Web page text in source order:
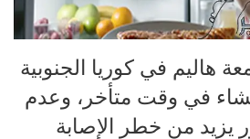
هاليم في كوريا الجنوبية
في وقت متأخر، وعدم
يزيد من خطر الإصابة